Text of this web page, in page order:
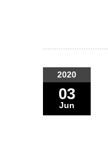
2020
03
Jun